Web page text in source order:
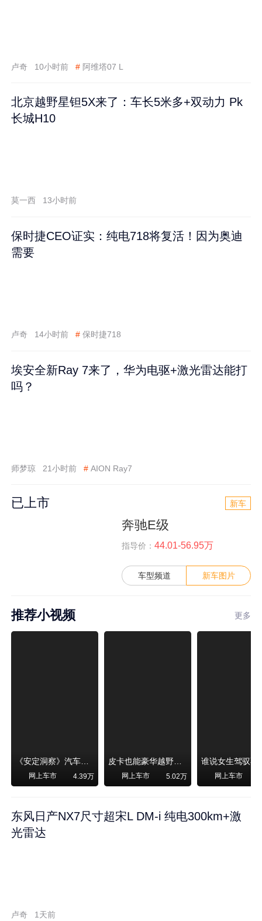
卢奇 10小时前 # 阿维塔07 L
北京越野星钽5X来了：车长5米多+双动力 Pk
长城H10
莫一西 13小时前
保时捷CEO证实：纯电718将复活！因为奥迪
需要
卢奇 14小时前 # 保时捷718
埃安全新Ray 7来了，华为电驱+激光雷达能打
吗？
师梦琼 21小时前 # AION Ray7
已上市 新车
奔驰E级
指导价： 44.01-56.95万
车型频道 新车图片
推荐小视频 更多
《安定洞察》汽车烧不烧油，和石油安全无关！
网上车市 4.39万
皮卡也能豪华越野！纵横F700上市，限时卖29.99万起
网上车市 5.02万 网上车市
东风日产NX7尺寸超宋L DM-i 纯电300km+激
光雷达
卢奇 1天前